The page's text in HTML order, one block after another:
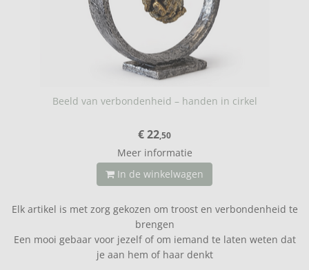
Beeld van verbondenheid – handen in cirkel
€ 22,50
Meer informatie
In de winkelwagen
Elk artikel is met zorg gekozen om troost en verbondenheid te
brengen
Een mooi gebaar voor jezelf of om iemand te laten weten dat
je aan hem of haar denkt